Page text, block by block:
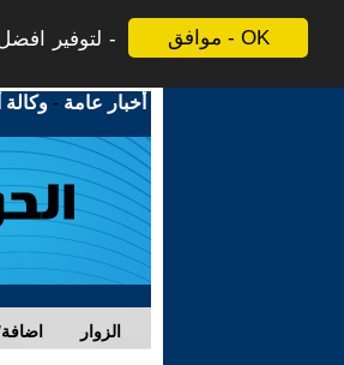
موافق - OK
لتوفير
أخبار عامة -وكالة
الزوار